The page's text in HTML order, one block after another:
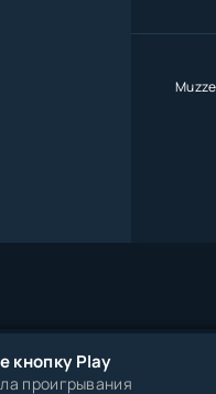
Muzze
Все права защищены.
кнопку Play
проигрывания